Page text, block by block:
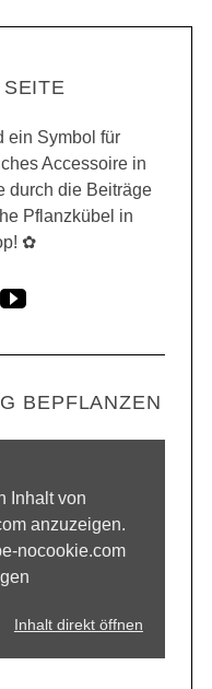
ein Symbol für
Accessoire in
durch die Beiträge
Pflanzkübel in
✿
BEPFLANZEN
Inhalt von
anzuzeigen.
nocookie.com
Inhalt direkt öffnen